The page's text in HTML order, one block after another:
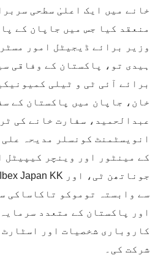
خانے میں ایک اعلیٰ سطحی
منعقد کیا جس میں جاپان کے
وزیر برائے ڈیجیٹل امور
ہیدی تو، پاکستان کے وفاقی
برائے آئی ٹی و ٹیلی
خان، جاپان میں پاکستان کے
عبدالحمید، سفارت خانے کی
کے مینٹور اور وینچر کیپیٹل
سے وابستہ توموکو تاکاساکی
اور پاکستان کے متعدد
کاروباری شخصیات اور
شرکت کی۔